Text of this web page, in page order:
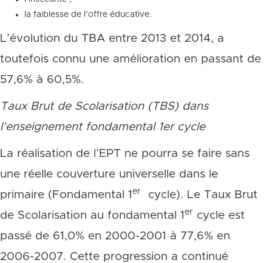
la faiblesse de l’offre éducative.
L’évolution du TBA entre 2013 et 2014, a
toutefois connu une amélioration en passant de
57,6% à 60,5%.
Taux Brut de Scolarisation (TBS) dans
l’enseignement fondamental 1ercycle
La réalisation de l’EPT ne pourra se faire sans
une réelle couverture universelle dans le
primaire (Fondamental 1 er
cycle). Le Taux Brut
de Scolarisation au fondamental 1 er cycle est
passé de 61,0% en 2000-2001 à 77,6% en
2006-2007. Cette progression a continué